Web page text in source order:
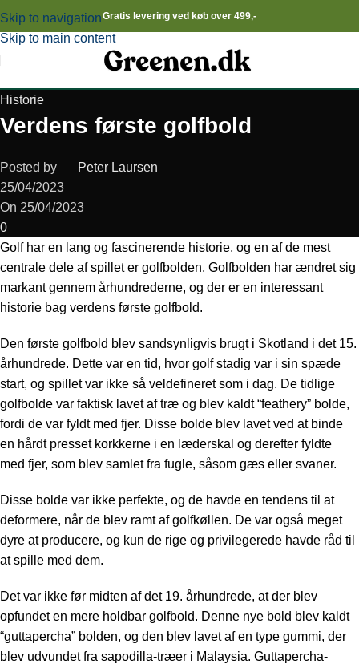
Skip to navigation
Skip to main content
Gratis levering ved køb over 499,-
Historie
Verdens første golfbold
Posted by
Peter Laursen
25/04/2023
On 25/04/2023
0
Golf har en lang og fascinerende historie, og en af de mest
centrale dele af spillet er golfbolden. Golfbolden har ændret sig
markant gennem århundrederne, og der er en interessant
historie bag verdens første golfbold.
Den første golfbold blev sandsynligvis brugt i Skotland i det 15.
århundrede. Dette var en tid, hvor golf stadig var i sin spæde
start, og spillet var ikke så veldefineret som i dag. De tidlige
golfbolde var faktisk lavet af træ og blev kaldt “feathery” bolde,
fordi de var fyldt med fjer. Disse bolde blev lavet ved at binde
en hårdt presset korkkerne i en læderskal og derefter fyldte
med fjer, som blev samlet fra fugle, såsom gæs eller svaner.
Disse bolde var ikke perfekte, og de havde en tendens til at
deformere, når de blev ramt af golfkøllen. De var også meget
dyre at producere, og kun de rige og privilegerede havde råd til
at spille med dem.
Det var ikke før midten af ​​det 19. århundrede, at der blev
opfundet en mere holdbar golfbold. Denne nye bold blev kaldt
“guttapercha” bolden, og den blev lavet af en type gummi, der
blev udvundet fra sapodilla-træer i Malaysia. Guttapercha-